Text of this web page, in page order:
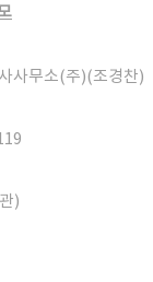
사무소(주)(조경찬)
)